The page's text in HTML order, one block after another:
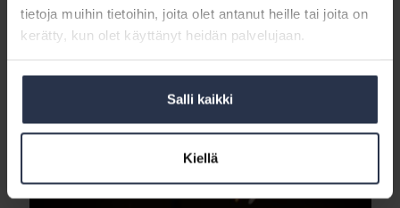
tietoja muihin tietoihin, joita olet antanut heille tai joita on
kerätty, kun olet käyttänyt heidän palvelujaan.
Salli kaikki
Kiellä
Isännöintiliiton ansiomerkit
Ansiomerkki on arvokas tunnustus hyvälle työntekijälle tai yhdistyksen
Lisävirtaa
isännöintiin: